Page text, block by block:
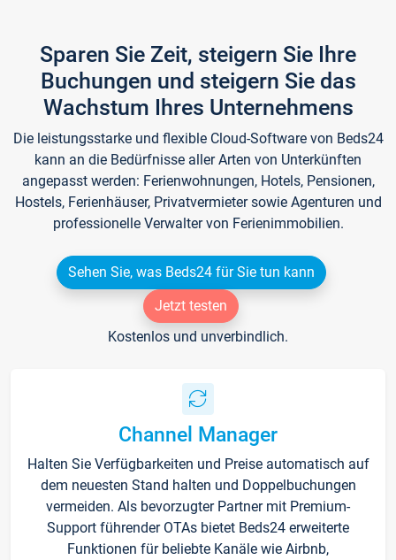
Sparen Sie Zeit, steigern Sie Ihre
Buchungen und steigern Sie das
Wachstum Ihres Unternehmens
Die leistungsstarke und flexible Cloud-Software von Beds24
kann an die Bedürfnisse aller Arten von Unterkünften
angepasst werden: Ferienwohnungen, Hotels, Pensionen,
Hostels, Ferienhäuser, Privatvermieter sowie Agenturen und
professionelle Verwalter von Ferienimmobilien.
Sehen Sie, was Beds24 für Sie tun kann
Jetzt testen
Kostenlos und unverbindlich.
Channel Manager
Halten Sie Verfügbarkeiten und Preise automatisch auf
dem neuesten Stand halten und Doppelbuchungen
vermeiden. Als bevorzugter Partner mit Premium-
Support führender OTAs bietet Beds24 erweiterte
Funktionen für beliebte Kanäle wie Airbnb,